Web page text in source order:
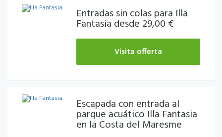
Entradas sin colas para Illa
Fantasia desde 29,00 €
Visita offerta
Escapada con entrada al
parque acuático Illa Fantasia
en la Costa del Maresme